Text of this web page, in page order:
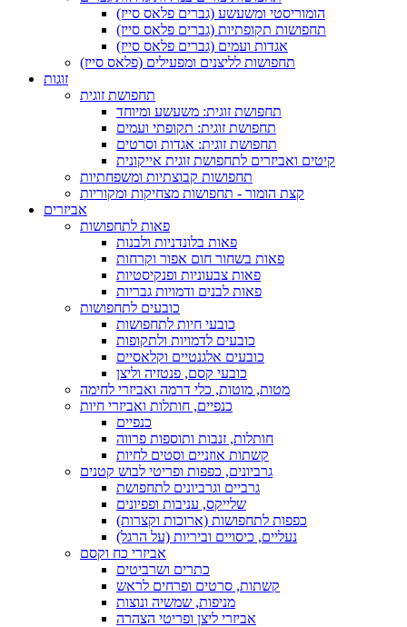
הומוריסטי ומשעשע (גברים פלאס סייז)
תחפושות תקופתיות (גברים פלאס סייז)
אגדות ועמים (גברים פלאס סייז)
תחפושות לליצנים ומפעילים (פלאס סייז)
זוגות
תחפושת זוגית
תחפושת זוגית: משעשע ומיוחד
תחפושת זוגית: תקופתי ועמים
תחפושת זוגית: אגדות וסרטים
קיטים ואביזרים לתחפושת זוגית אייקונית
תחפושות קבוצתיות ומשפחתיות
קצת הומור - תחפושות מצחיקות ומקוריות
אביזרים
פאות לתחפושות
פאות בלונדניות ולבנות
פאות בשחור חום אפור וקרחות
פאות צבעוניות ופנקיסטיות
פאות לבנים ודמויות גבריות
כובעים לתחפושות
כובעי חיות לתחפושות
כובעים לדמויות ולתקופות
כובעים אלגנטיים וקלאסיים
כובעי קסם, פנטזיה וליצן
מטות, מוטות, כלי דרמה ואביזרי לחימה
כנפיים, חותלות ואביזרי חיות
כנפיים
חותלות, זנבות ותוספות פרווה
קשתות אוזניים וסטים לחיות
גרביונים, כפפות ופריטי לבוש קטנים
גרביים וגרביונים לתחפושת
שלייקס, עניבות ופפיונים
כפפות לתחפושות (ארוכות וקצרות)
נעליים, כיסויים וביריות (על הרגל)
אביזרי כח וקסם
כתרים ושרביטים
קשתות, סרטים ופרחים לראש
מניפות, שמשיה ונוצות
אביזרי ליצן ופריטי הצהרה